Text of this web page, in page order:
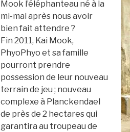
Mook l’éléphanteau né à la
mi-mai après nous avoir
bien fait attendre ?
Fin 2011, Kai Mook,
PhyoPhyo et sa famille
pourront prendre
possession de leur nouveau
terrain de jeu ; nouveau
complexe à Planckendael
de près de 2 hectares qui
garantira au troupeau de